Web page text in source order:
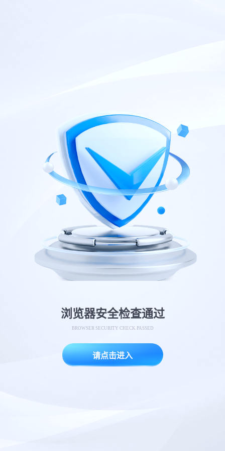
浏览器安全检查通过
BROWSER SECURITY CHECK PASSED
请点击进入